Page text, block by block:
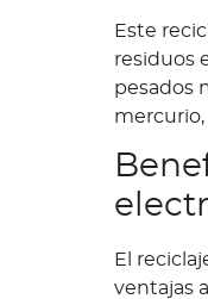
Este
residuos
pesados
mercurio,
El
ventajas